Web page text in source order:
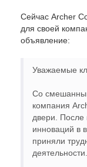
Сейчас Archer
для своей
объявление:
Уважаемые
Со
компания
двери. После
инноваций в
приняли
деятельности.